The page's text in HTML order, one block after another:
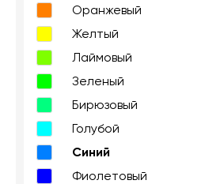
Оранжевый
Желтый
Лаймовый
Зеленый
Бирюзовый
Голубой
Синий
Фиолетовый